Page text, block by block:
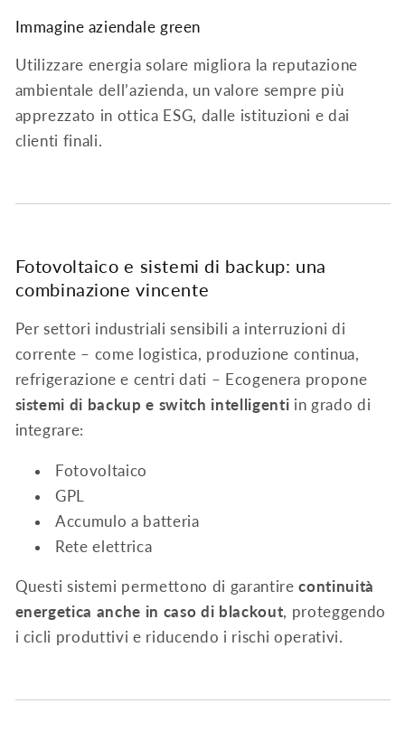
Immagine aziendale green
Utilizzare energia solare migliora la reputazione
ambientale dell’azienda, un valore sempre più
apprezzato in ottica ESG, dalle istituzioni e dai
clienti finali.
Fotovoltaico e sistemi di backup: una
combinazione vincente
Per settori industriali sensibili a interruzioni di
corrente – come logistica, produzione continua,
refrigerazione e centri dati – Ecogenera propone
sistemi di backup e switch intelligenti in grado di
integrare:
Fotovoltaico
GPL
Accumulo a batteria
Rete elettrica
Questi sistemi permettono di garantirecontinuità
energetica anche in caso di blackout, proteggendo
i cicli produttivi e riducendo i rischi operativi.